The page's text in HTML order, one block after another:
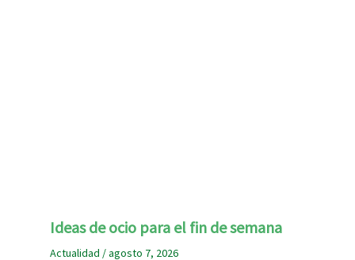
Ideas de ocio para el fin de semana
Actualidad /agosto 7, 2026